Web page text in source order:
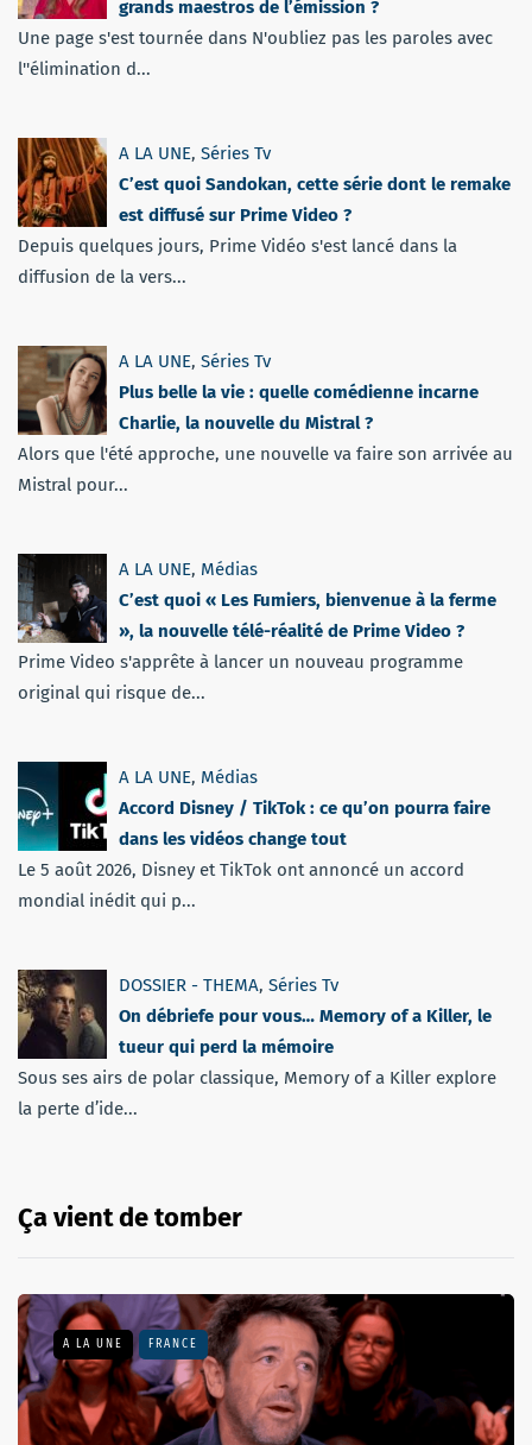
grands maestros de l’émission ?
Une page s'est tournée dans N'oubliez pas les paroles avec
l''élimination d...
A LA UNE, Séries Tv
C’est quoi Sandokan, cette série dont le remake
est diffusé sur Prime Video ?
Depuis quelques jours, Prime Vidéo s'est lancé dans la
diffusion de la vers...
A LA UNE, Séries Tv
Plus belle la vie : quelle comédienne incarne
Charlie, la nouvelle du Mistral ?
Alors que l'été approche, une nouvelle va faire son arrivée au
Mistral pour...
A LA UNE, Médias
C’est quoi « Les Fumiers, bienvenue à la ferme
», la nouvelle télé-réalité de Prime Video ?
Prime Video s'apprête à lancer un nouveau programme
original qui risque de...
A LA UNE, Médias
Accord Disney / TikTok : ce qu’on pourra faire
dans les vidéos change tout
Le 5 août 2026, Disney et TikTok ont annoncé un accord
mondial inédit qui p...
DOSSIER - THEMA, Séries Tv
On débriefe pour vous… Memory of a Killer, le
tueur qui perd la mémoire
Sous ses airs de polar classique, Memory of a Killer explore
la perte d’ide...
Ça vient de tomber
A LA UNE FRANCE